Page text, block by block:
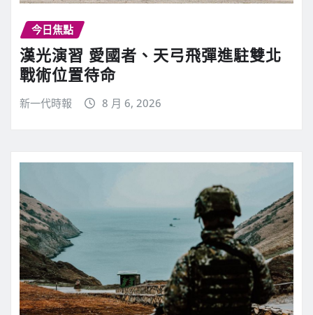
今日焦點
漢光演習 愛國者、天弓飛彈進駐雙北
戰術位置待命
新一代時報 8 月 6, 2026